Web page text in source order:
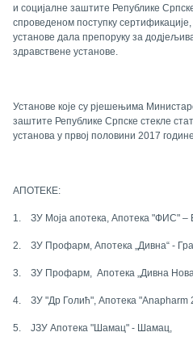
и социјалне заштите Републике
спроведеном поступку сертификације,
установе дала препоруку за
здравствене установе.
Установе које су рјешењима
заштите Републике Српске стекле
установа у првој половини 2017
АПОТЕКЕ:
1. ЗУ Моја апотека, Апотека "ФИС" –
2. ЗУ Профарм, Апотека „Дивна“ -
3. ЗУ Профарм, Апотека „Дивна
4. ЗУ "Др Голић", Апотека "Аnapharm
5. ЈЗУ Апотека "Шамац" - Шамац,